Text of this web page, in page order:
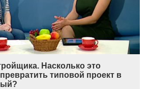
Насколько это
типовой проект в